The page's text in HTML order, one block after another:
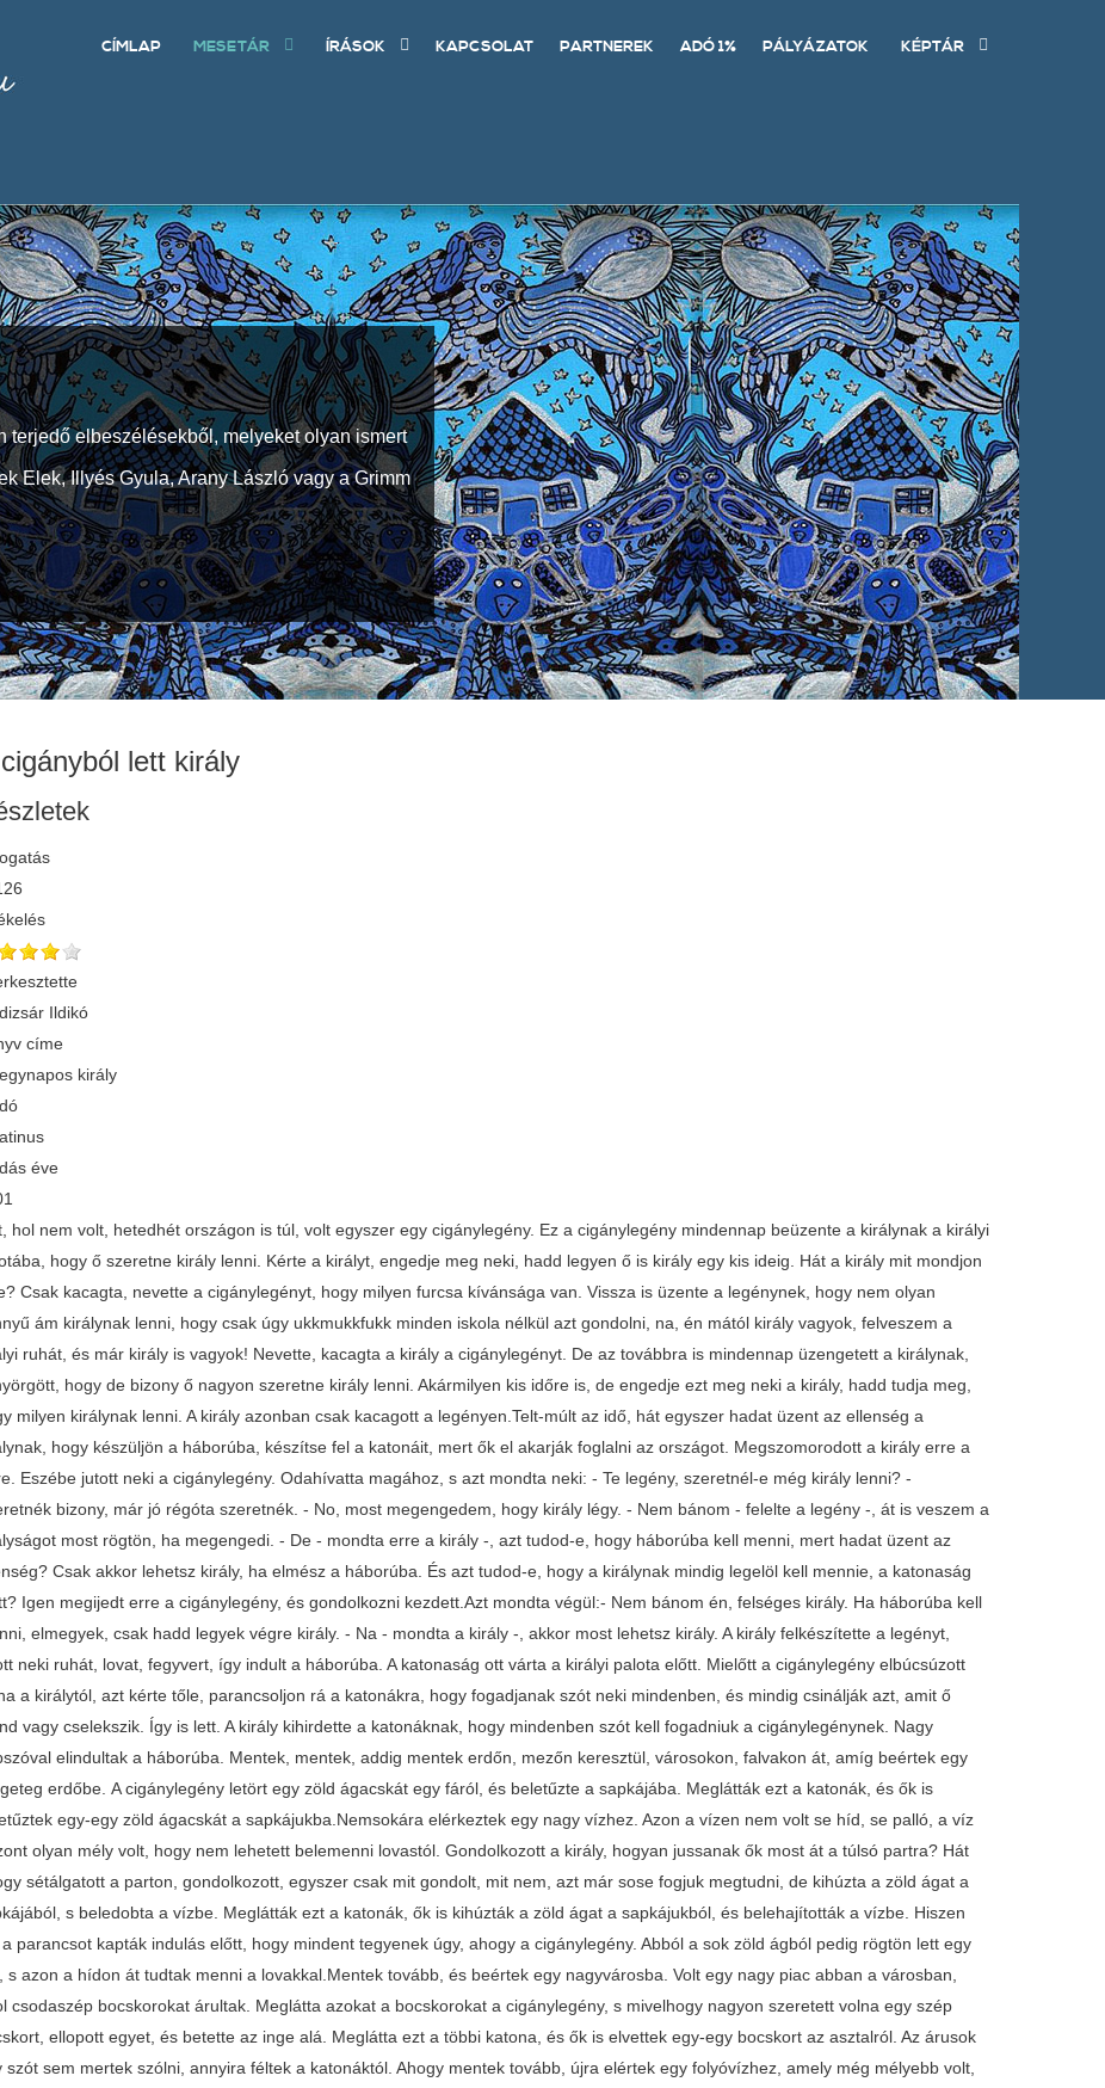
CÍMLAP MESETÁR ÍRÁSOK KAPCSOLAT PARTNEREK ADÓ 1% PÁLYÁZATOK KÉPTÁR
terjedő elbeszélésekből, melyeket olyan ismert
Elek, Illyés Gyula, Arany László vagy a Grimm
lett király
Ildikó
címe
király
éve
hol nem volt, hetedhét országon is túl, volt egyszer egy cigánylegény. Ez a cigánylegény mindennap beüzente a királynak a királyi
hogy ő szeretne király lenni. Kérte a királyt, engedje meg neki, hadd legyen ő is király egy kis ideig. Hát a király mit mondjon
Csak kacagta, nevette a cigánylegényt, hogy milyen furcsa kívánsága van. Vissza is üzente a legénynek, hogy nem olyan
ám királynak lenni, hogy csak úgy ukkmukkfukk minden iskola nélkül azt gondolni, na, én mától király vagyok, felveszem a
ruhát, és már király is vagyok! Nevette, kacagta a király a cigánylegényt. De az továbbra is mindennap üzengetett a királynak,
hogy de bizony ő nagyon szeretne király lenni. Akármilyen kis időre is, de engedje ezt meg neki a király, hadd tudja meg,
milyen királynak lenni. A király azonban csak kacagott a legényen.Telt-múlt az idő, hát egyszer hadat üzent az ellenség a
hogy készüljön a háborúba, készítse fel a katonáit, mert ők el akarják foglalni az országot. Megszomorodott a király erre a
Eszébe jutott neki a cigánylegény. Odahívatta magához, s azt mondta neki: - Te legény, szeretnél-e még király lenni? -
bizony, már jó régóta szeretnék. - No, most megengedem, hogy király légy. - Nem bánom - felelte a legény -, át is veszem a
most rögtön, ha megengedi. - De - mondta erre a király -, azt tudod-e, hogy háborúba kell menni, mert hadat üzent az
Csak akkor lehetsz király, ha elmész a háborúba. És azt tudod-e, hogy a királynak mindig legelöl kell mennie, a katonaság
Igen megijedt erre a cigánylegény, és gondolkozni kezdett.Azt mondta végül:- Nem bánom én, felséges király. Ha háborúba kell
elmegyek, csak hadd legyek végre király. - Na - mondta a király -, akkor most lehetsz király. A király felkészítette a legényt,
neki ruhát, lovat, fegyvert, így indult a háborúba. A katonaság ott várta a királyi palota előtt. Mielőtt a cigánylegény elbúcsúzott
a királytól, azt kérte tőle, parancsoljon rá a katonákra, hogy fogadjanak szót neki mindenben, és mindig csinálják azt, amit ő
vagy cselekszik. Így is lett. A király kihirdette a katonáknak, hogy mindenben szót kell fogadniuk a cigánylegénynek. Nagy
elindultak a háborúba. Mentek, mentek, addig mentek erdőn, mezőn keresztül, városokon, falvakon át, amíg beértek egy
erdőbe. A cigánylegény letört egy zöld ágacskát egy fáról, és beletűzte a sapkájába. Meglátták ezt a katonák, és ők is
egy-egy zöld ágacskát a sapkájukba.Nemsokára elérkeztek egy nagy vízhez. Azon a vízen nem volt se híd, se palló, a víz
olyan mély volt, hogy nem lehetett belemenni lovastól. Gondolkozott a király, hogyan jussanak ők most át a túlsó partra? Hát
sétálgatott a parton, gondolkozott, egyszer csak mit gondolt, mit nem, azt már sose fogjuk megtudni, de kihúzta a zöld ágat a
s beledobta a vízbe. Meglátták ezt a katonák, ők is kihúzták a zöld ágat a sapkájukból, és belehajították a vízbe. Hiszen
parancsot kapták indulás előtt, hogy mindent tegyenek úgy, ahogy a cigánylegény. Abból a sok zöld ágból pedig rögtön lett egy
s azon a hídon át tudtak menni a lovakkal.Mentek tovább, és beértek egy nagyvárosba. Volt egy nagy piac abban a városban,
csodaszép bocskorokat árultak. Meglátta azokat a bocskorokat a cigánylegény, s mivelhogy nagyon szeretett volna egy szép
ellopott egyet, és betette az inge alá. Meglátta ezt a többi katona, és ők is elvettek egy-egy bocskort az asztalról. Az árusok
szót sem mertek szólni, annyira féltek a katonáktól. Ahogy mentek tovább, újra elértek egy folyóvízhez, amely még mélyebb volt,